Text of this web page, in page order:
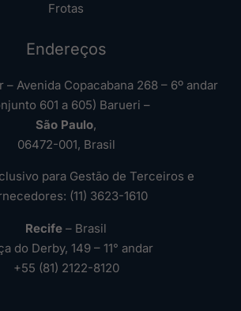
Frotas
Endereços
– Avenida Copacabana 268 – 6º andar
601 a 605) Barueri –
São Paulo,
06472-001, Brasil
para Gestão de Terceiros e
(11) 3623-1610
Recife – Brasil
do Derby, 149 – 11° andar
+55 (81) 2122-8120